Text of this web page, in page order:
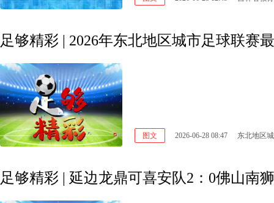
足够精彩 | 2026年东北地区城市足球联赛
图文 2026-06-28 08:47 东北地区
足够精彩 | 延边龙鼎可喜安队2：0佛山南